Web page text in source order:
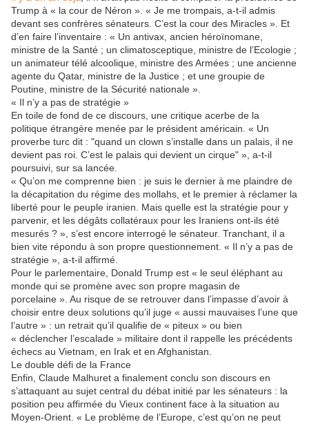
Trump à « la cour de Néron ». « Je me trompais, a-t-il admis
devant ses confrères sénateurs. C’est la cour des Miracles ». Et
d’en faire l’inventaire : « Un antivax, ancien héroïnomane,
ministre de la Santé ; un climatosceptique, ministre de l’Ecologie ;
un animateur télé alcoolique, ministre des Armées ; une ancienne
agente du Qatar, ministre de la Justice ; et une groupie de
Poutine, ministre de la Sécurité nationale ».
« Il n’y a pas de stratégie »
En toile de fond de ce discours, une critique acerbe de la
politique étrangère menée par le président américain. « Un
proverbe turc dit : "quand un clown s’installe dans un palais, il ne
devient pas roi. C’est le palais qui devient un cirque" », a-t-il
poursuivi, sur sa lancée.
« Qu’on me comprenne bien : je suis le dernier à me plaindre de
la décapitation du régime des mollahs, et le premier à réclamer la
liberté pour le peuple iranien. Mais quelle est la stratégie pour y
parvenir, et les dégâts collatéraux pour les Iraniens ont-ils été
mesurés ? », s’est encore interrogé le sénateur. Tranchant, il a
bien vite répondu à son propre questionnement. « Il n’y a pas de
stratégie », a-t-il affirmé.
Pour le parlementaire, Donald Trump est « le seul éléphant au
monde qui se promène avec son propre magasin de
porcelaine ». Au risque de se retrouver dans l’impasse d’avoir à
choisir entre deux solutions qu’il juge « aussi mauvaises l’une que
l’autre » : un retrait qu’il qualifie de « piteux » ou bien
« déclencher l’escalade » militaire dont il rappelle les précédents
échecs au Vietnam, en Irak et en Afghanistan.
Le double défi de la France
Enfin, Claude Malhuret a finalement conclu son discours en
s’attaquant au sujet central du débat initié par les sénateurs : la
position peu affirmée du Vieux continent face à la situation au
Moyen-Orient. « Le problème de l’Europe, c’est qu’on ne peut